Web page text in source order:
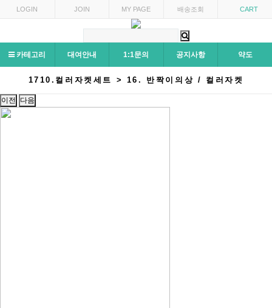
LOGIN JOIN MY PAGE 배송조회 CART
카테고리 대여안내 1:1문의 공지사항 약도
1710.컬러자켓세트 > 16. 반짝이의상 / 컬러자켓
이전 다음